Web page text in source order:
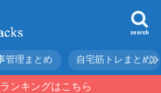
search
管理まとめ 自宅筋トレまとめ
ンキングはこちら